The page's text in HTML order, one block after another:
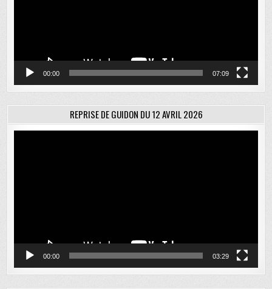
00:00 07:09
REPRISE DE GUIDON DU 12 AVRIL 2026
00:00 03:29